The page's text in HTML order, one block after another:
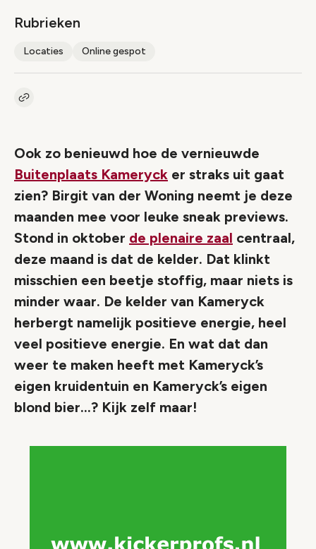
Rubrieken
Locaties Online gespot
Kopieer link naar artikel
Ook zo benieuwd hoe de vernieuwde
Buitenplaats Kameryck er straks uit gaat
zien? Birgit van der Woning neemt je deze
maanden mee voor leuke sneak previews.
Stond in oktober de plenaire zaal centraal,
deze maand is dat de kelder. Dat klinkt
misschien een beetje stoffig, maar niets is
minder waar. De kelder van Kameryck
herbergt namelijk positieve energie, heel
veel positieve energie. En wat dat dan
weer te maken heeft met Kameryck’s
eigen kruidentuin en Kameryck’s eigen
blond bier…? Kijk zelf maar!